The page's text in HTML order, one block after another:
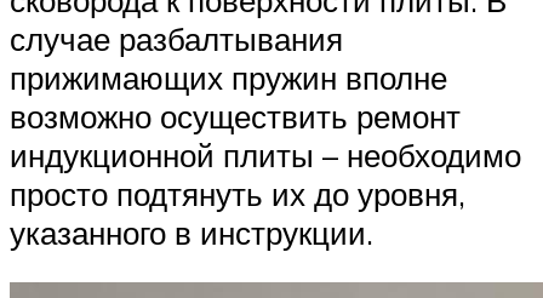
случае разбалтывания
прижимающих пружин вполне
возможно осуществить ремонт
индукционной плиты – необходимо
просто подтянуть их до уровня,
указанного в инструкции.